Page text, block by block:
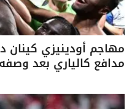
مهاجم أودينيزي
مدافع كالياري بعد